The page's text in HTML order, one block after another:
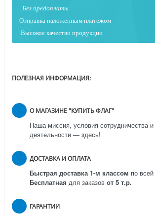
Без предоплаты
Отправка наложенным платежом
Высокое качество продукции
ПОЛЕЗНАЯ ИНФОРМАЦИЯ:
О МАГАЗИНЕ "КУПИТЬ ФЛАГ"
Наша миссия, условия сотрудничества
деятельности — здесь!
ДОСТАВКА И ОПЛАТА
Быстрая доставка 1-м классом по
Бесплатная для заказов от 5 т.р.
ГАРАНТИИ